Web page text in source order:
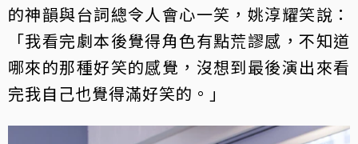
的神韻與台詞總令人會心一笑，姚淳耀笑說：
「我看完劇本後覺得角色有點荒謬感，不知道
哪來的那種好笑的感覺，沒想到最後演出來看
完我自己也覺得滿好笑的。」